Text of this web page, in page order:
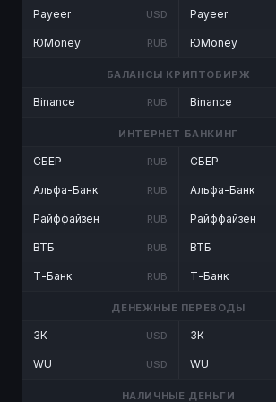
Payeer USD
ЮMoney RUB
Payeer
ЮMoney
БАЛАНСЫ КРИПТОБИРЖ
Binance RUB Binance
ИНТЕРНЕТ БАНКИНГ
СБЕР RUB
Альфа-Банк RUB
Райффайзен RUB
ВТБ RUB
Т-Банк RUB
СБЕР
Альфа-Банк
Райффайзен
ВТБ
Т-Банк
ДЕНЕЖНЫЕ ПЕРЕВОДЫ
ЗК USD
WU USD
ЗК
WU
НАЛИЧНЫЕ ДЕНЬГИ